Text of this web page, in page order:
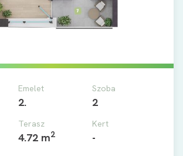
Emelet
2.
Szoba
2
Terasz
4.72 m2
Kert
-